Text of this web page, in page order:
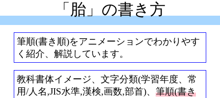
「胎」の書き方
筆順(書き順)をアニメーションでわかりやす
く紹介、解説しています。
教科書体イメージ、文字分類(学習年度、常
用/人名,JIS水準,漢検,画数,部首)、 筆順(書き